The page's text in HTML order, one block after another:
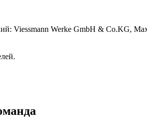
Viessmann Werke GmbH & Co.KG,